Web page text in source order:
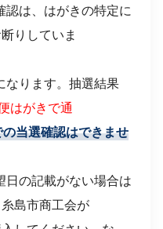
は、はがきの特定に
りしていま
ります。抽選結果
はがきで通
当選確認はできませ
の記載がない場合は
島市商工会が